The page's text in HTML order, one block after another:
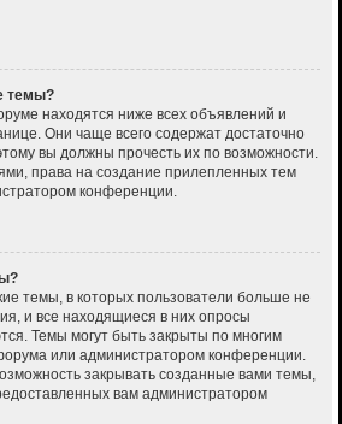
темы?
находятся ниже всех объявлений и
Они чаще всего содержат достаточно
вы должны прочесть их по возможности.
права на создание прилепленных тем
конференции.
темы, в которых пользователи больше не
и все находящиеся в них опросы
Темы могут быть закрыты по многим
или администратором конференции.
закрывать созданные вами темы,
вам администратором